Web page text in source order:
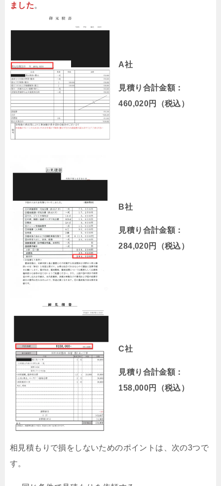
ました。
A社
見積り合計金額：
460,020円（税込）
B社
見積り合計金額：
284,020円（税込）
C社
見積り合計金額：
158,000円（税込）
相見積もりで損をしないためのポイントは、次の3つで
す。